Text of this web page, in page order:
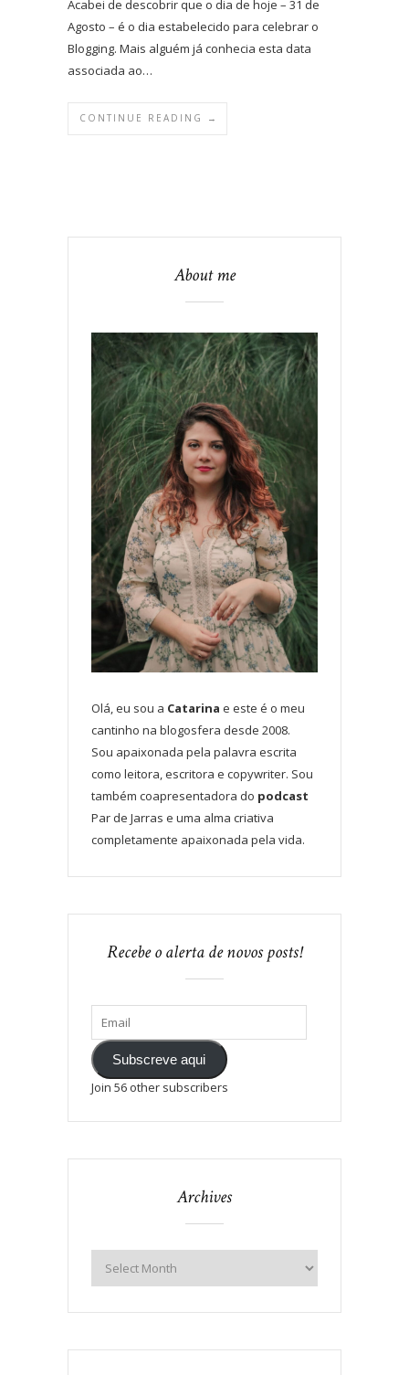
Acabei de descobrir que o dia de hoje – 31 de
Agosto – é o dia estabelecido para celebrar o
Blogging. Mais alguém já conhecia esta data
associada ao…
CONTINUE READING →
About me
Olá, eu sou a Catarina e este é o meu
cantinho na blogosfera desde 2008.
Sou apaixonada pela palavra escrita
como leitora, escritora e copywriter. Sou
também coapresentadora do podcast
Par de Jarras e uma alma criativa
completamente apaixonada pela vida.
Recebe o alerta de novos posts!
Subscreve aqui
Join 56 other subscribers
Archives